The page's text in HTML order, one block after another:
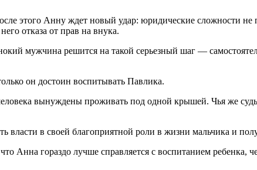
этого Анну ждет новый удар: юридические сложности не
отказа от прав на внука.
мужчина решится на такой серьезный шаг —
он достоин воспитывать Павлика.
вынуждены проживать под одной крышей. Чья же
власти в своей благоприятной роли в жизни мальчика и
Анна гораздо лучше справляется с воспитанием ребенка,